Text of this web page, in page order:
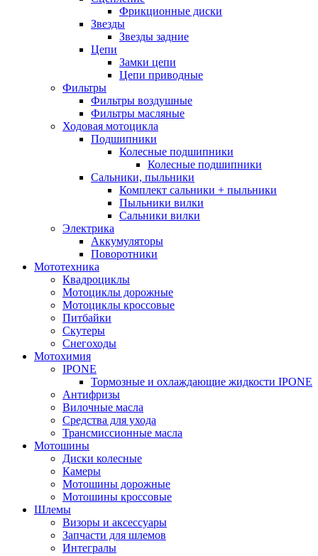
Фрикционные диски
Звезды
Звезды задние
Цепи
Замки цепи
Цепи приводные
Фильтры
Фильтры воздушные
Фильтры масляные
Ходовая мотоцикла
Подшипники
Колесные подшипники
Колесные подшипники
Сальники, пыльники
Комплект сальники + пыльники
Пыльники вилки
Сальники вилки
Электрика
Аккумуляторы
Поворотники
Мототехника
Квадроциклы
Мотоциклы дорожные
Мотоциклы кроссовые
Питбайки
Скутеры
Снегоходы
Мотохимия
IPONE
Тормозные и охлаждающие жидкости IPONE
Антифризы
Вилочные масла
Средства для ухода
Трансмиссионные масла
Мотошины
Диски колесные
Камеры
Мотошины дорожные
Мотошины кроссовые
Шлемы
Визоры и аксессуары
Запчасти для шлемов
Интегралы